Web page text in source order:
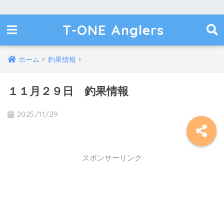
T-ONE Anglers
ホーム 釣果情報
１１月２９日 釣果情報
2025/11/29
スポンサーリンク